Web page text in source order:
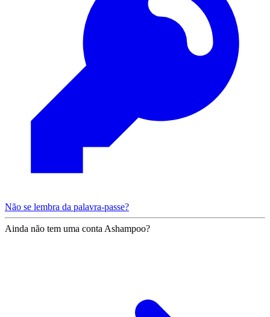
Não se lembra da palavra-passe?
Ainda não tem uma conta Ashampoo?